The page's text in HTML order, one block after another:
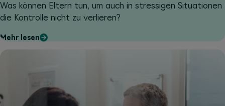
Was können Eltern tun, um auch in stressigen Situationen
die Kontrolle nicht zu verlieren?
Mehr lesen